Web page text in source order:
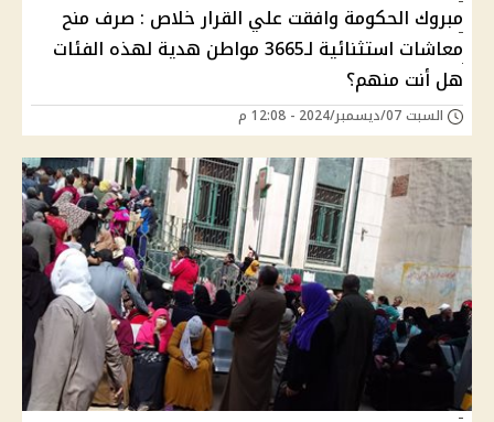
مبروك الحكومة وافقت علي القرار خلاص : صرف منح
معاشات استثنائية لـ3665 مواطن هدية لهذه الفئات
هل أنت منهم؟
السبت 07/ديسمبر/2024 - 12:08 م